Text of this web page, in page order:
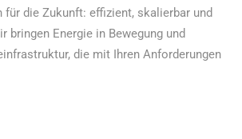
für die Zukunft: effizient, skalierbar und
bringen Energie in Bewegung und
die mit Ihren Anforderungen